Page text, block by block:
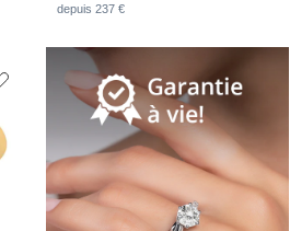
depuis 237 €